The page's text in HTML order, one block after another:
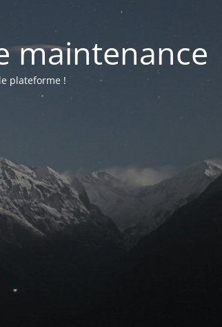
maintenance
plateforme !